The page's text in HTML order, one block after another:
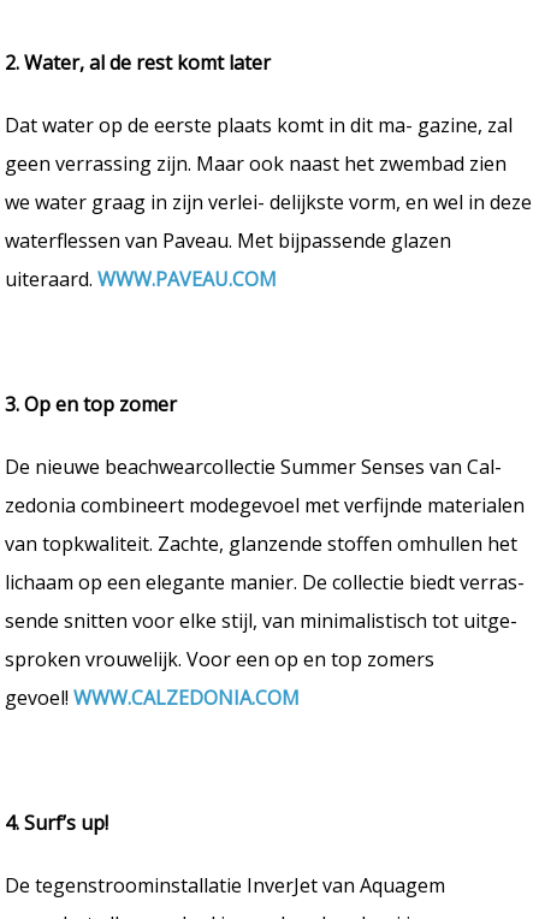
2. Water, al de rest komt later
Dat water op de eerste plaats komt in dit ma- gazine, zal
geen verrassing zijn. Maar ook naast het zwembad zien
we water graag in zijn verlei- delijkste vorm, en wel in deze
waterflessen van Paveau. Met bijpassende glazen
uiteraard.WWW.PAVEAU.COM
3. Op en top zomer
De nieuwe beachwearcollectie Summer Senses van Cal-
zedonia combineert modegevoel met verfijnde materialen
van topkwaliteit. Zachte, glanzende stoffen omhullen het
lichaam op een elegante manier. De collectie biedt verras-
sende snitten voor elke stijl, van minimalistisch tot uitge-
sproken vrouwelijk. Voor een op en top zomers
gevoel!WWW.CALZEDONIA.COM
4. Surf’s up!
De tegenstroominstallatie InverJet van Aquagem